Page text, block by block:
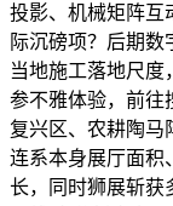
投影、机械矩阵互
际沉磅项？后期
当地施工落地尺度
参不雅体验，前往
复兴区、农耕陶马
连系本身展厅面积
长，同时狮展斩获